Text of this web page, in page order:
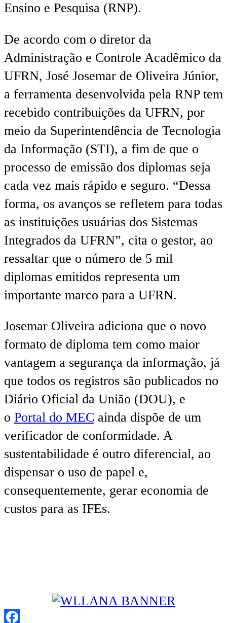
Ensino e Pesquisa (RNP).
De acordo com o diretor da
Administração e Controle Acadêmico da
UFRN, José Josemar de Oliveira Júnior,
a ferramenta desenvolvida pela RNP tem
recebido contribuições da UFRN, por
meio da Superintendência de Tecnologia
da Informação (STI), a fim de que o
processo de emissão dos diplomas seja
cada vez mais rápido e seguro. “Dessa
forma, os avanços se refletem para todas
as instituições usuárias dos Sistemas
Integrados da UFRN”, cita o gestor, ao
ressaltar que o número de 5 mil
diplomas emitidos representa um
importante marco para a UFRN.
Josemar Oliveira adiciona que o novo
formato de diploma tem como maior
vantagem a segurança da informação, já
que todos os registros são publicados no
Diário Oficial da União (DOU), e
o Portal do MEC ainda dispõe de um
verificador de conformidade. A
sustentabilidade é outro diferencial, ao
dispensar o uso de papel e,
consequentemente, gerar economia de
custos para as IFEs.